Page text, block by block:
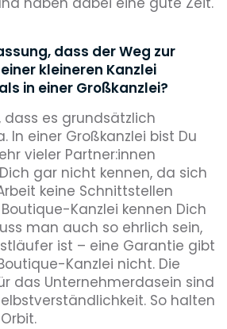
dass der Weg zur
kleineren Kanzlei
in einer Großkanzlei?
dass es grundsätzlich
In einer Großkanzlei bist Du
vieler Partner:innen
gar nicht kennen, da sich
keine Schnittstellen
Kanzlei kennen Dich
man auch so ehrlich sein,
ist – eine Garantie gibt
Kanzlei nicht. Die
das Unternehmerdasein sind
So halten
Orbit.